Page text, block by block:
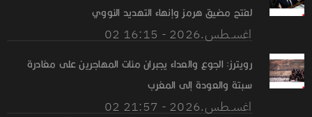
لفتح مضيق هرمز وإنهاء التهديد النووي
02 اغســطس.2026 - 16:15
رويترز: الجوع والعداء يجبران مئات المهاجرين على مغادرة
سبتة والعودة إلى المغرب
02 اغســطس.2026 - 21:57